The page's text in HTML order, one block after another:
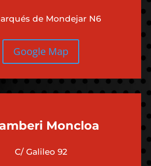
de Mondejar N6
Google Map
Moncloa
C/ Galileo 92